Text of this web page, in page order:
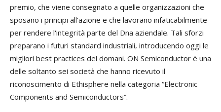
premio, che viene consegnato a quelle organizzazioni che
sposano i principi all'azione e che lavorano infaticabilmente
per rendere l'integrità parte del Dna aziendale. Tali sforzi
preparano i futuri standard industriali, introducendo oggi le
migliori best practices del domani. ON Semiconductor è una
delle soltanto sei società che hanno ricevuto il
riconoscimento di Ethisphere nella categoria “Electronic
Components and Semiconductors”.